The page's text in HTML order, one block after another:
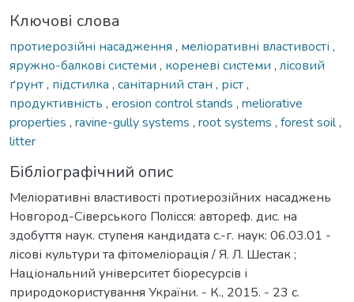
Ключові слова
протиерозійні насадження , меліоративні властивості ,
яружно-балкові системи , кореневі системи , лісовий
ґрунт, підстилка , санітарний стан , ріст,
продуктивність , erosion control stands , meliorative
properties , ravine-gully systems , root systems , forest soil,
litter
Бібліографічний опис
Меліоративні властивості протиерозійних насаджень
Новгород-Сіверського Полісся: автореф. дис. на
здобуття наук. ступеня кандидата с.-г. наук: 06.03.01 -
лісові культури та фітомеліорація / Я. Л. Шестак ;
Національний університет біоресурсів і
природокористування України. - К., 2015. - 23 с.